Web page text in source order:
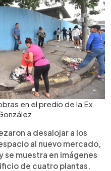
en el predio de la Ex
a desalojar a los
al nuevo mercado,
muestra en imágenes
de cuatro plantas.